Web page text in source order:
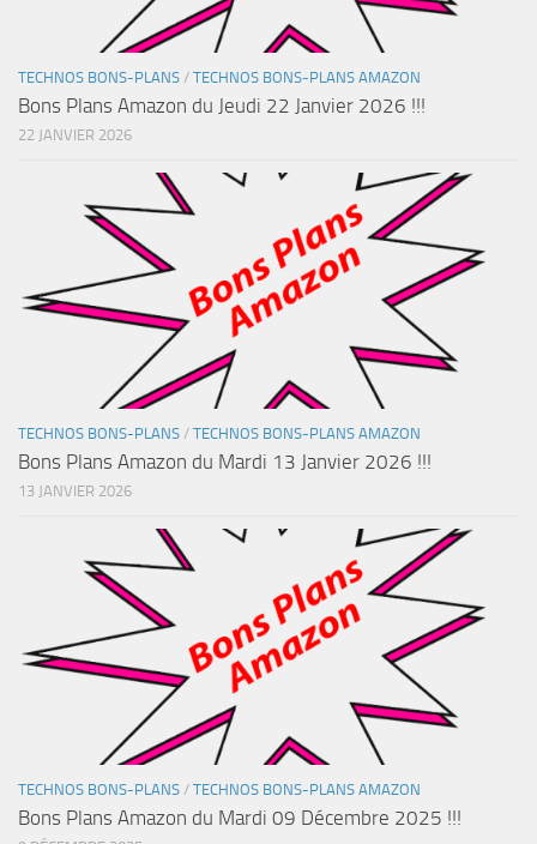
TECHNOS BONS-PLANS / TECHNOS BONS-PLANS AMAZON
Bons Plans Amazon du Jeudi 22 Janvier 2026 !!!
22 JANVIER 2026
TECHNOS BONS-PLANS / TECHNOS BONS-PLANS AMAZON
Bons Plans Amazon du Mardi 13 Janvier 2026 !!!
13 JANVIER 2026
TECHNOS BONS-PLANS / TECHNOS BONS-PLANS AMAZON
Bons Plans Amazon du Mardi 09 Décembre 2025 !!!